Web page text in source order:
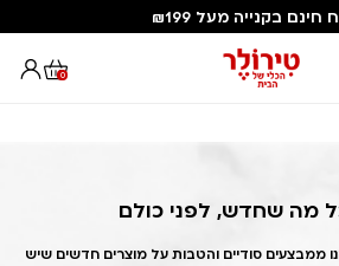
בקנייה מעל ₪199
0 Out of Stock Alert 2025/01/26
מה שחדש, לפני כולם
ממבצעים סודיים והטבות על מוצרים חדשים שיש